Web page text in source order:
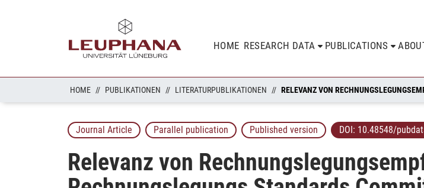
HOME RESEARCH DATA PUBLICATIONS
HOME PUBLIKATIONEN LITERATURPUBLIKATIONEN
Journal Article Parallel publication Published version DOI: 10.48548/
Relevanz von